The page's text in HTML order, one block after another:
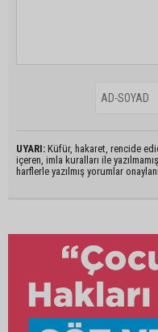
UYARI: Küfür, hakaret, rencide
içeren, imla kuralları ile
harflerle yazılmış yorumlar